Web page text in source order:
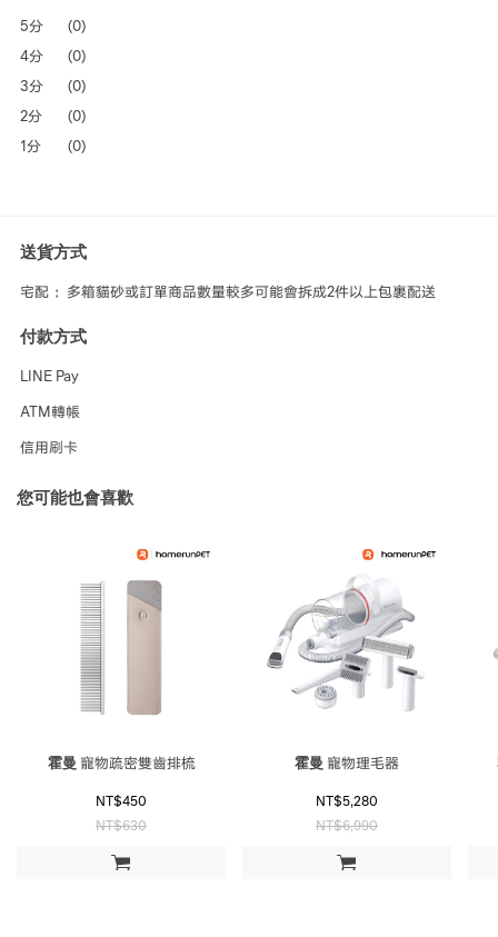
5分
(0)
4分
(0)
3分
(0)
2分
(0)
1分
(0)
送貨方式
宅配 ：多箱貓砂或訂單商品數量較多可能會拆成2件以上包裹配送
付款方式
LINE Pay
ATM轉帳
信用刷卡
您可能也會喜歡
加入購物車
霍曼 寵物疏密雙齒排梳
NT$450
NT$630
加入購物車
霍曼 寵物理毛器
NT$5,280
NT$6,990